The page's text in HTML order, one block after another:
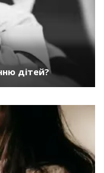
дітей?